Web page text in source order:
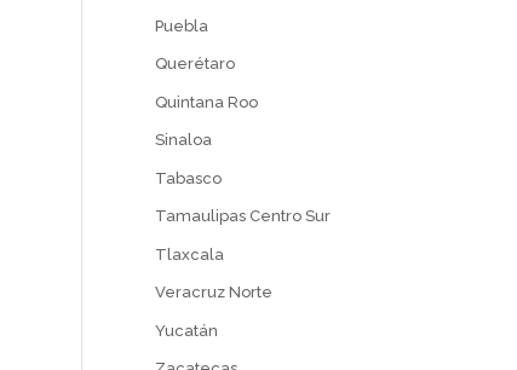
Puebla
Querétaro
Quintana Roo
Sinaloa
Tabasco
Tamaulipas Centro Sur
Tlaxcala
Veracruz Norte
Yucatán